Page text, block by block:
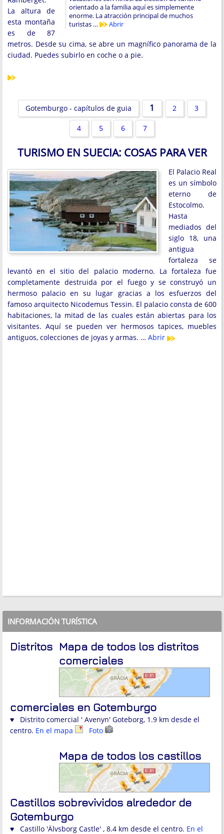
orientado a la familia aquí es simplemente
enorme. La atracción principal de muchos
turistas …
Abrir
La altura de
esta montaña
es de 87
metros. Desde su cima, se abre un magnífico panorama de la
ciudad. Puedes subirlo en coche o a pie.
Gotemburgo - capítulos de guia 1 2 3
4 5 6 7
TURISMO EN SUECIA: COSAS PARA VER
El Palacio Real
es un símbolo
eterno de
Estocolmo.
Hasta
mediados del
siglo 18, una
antigua
fortaleza se
levantó en el sitio del palacio moderno. La fortaleza fue
completamente destruida por el fuego y se construyó un
hermoso palacio en su lugar gracias a los esfuerzos del
famoso arquitecto Nicodemus Tessin. El palacio consta de 600
habitaciones, la mitad de las cuales están abiertas para los
visitantes. Aquí se pueden ver hermosos tapices, muebles
antiguos, colecciones de joyas y armas. … Abrir
INFORMACIÓN TURÍSTICA
Mapa de todos los distritos
comerciales
Distritos
comerciales en Gotemburgo
♥ Distrito comercial ' Avenyn' Goteborg, 1.9 km desde el
centro. En el mapa Foto
Mapa de todos los castillos
Castillos sobrevividos alrededor de
Gotemburgo
♥ Castillo 'Älvsborg Castle' , 8.4 km desde el centro. En el